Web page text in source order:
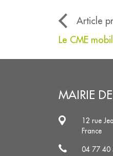
Article
Le CME
MAIRIE DE
12 rue
France
04 77 40